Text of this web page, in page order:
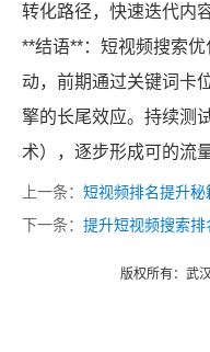
转化路径，快速迭代内
**结语**：短视频搜索优
动，前期通过关键词卡
擎的长尾效应。持续测
术），逐步形成可的流
上一条： 短视频排名提升
下一条： 提升短视频搜索
版权所有：武